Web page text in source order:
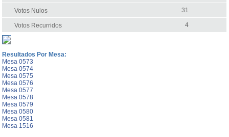
Votos Nulos 31
Votos Recurridos 4
Resultados Por Mesa:
Mesa 0573
Mesa 0574
Mesa 0575
Mesa 0576
Mesa 0577
Mesa 0578
Mesa 0579
Mesa 0580
Mesa 0581
Mesa 1516